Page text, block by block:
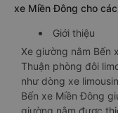
xe Miền Đông cho
Giới thiệu
Xe giường nằm Bến
Thuận phòng đôi
như dòng xe
Bến xe Miền Đông
giường nằm được